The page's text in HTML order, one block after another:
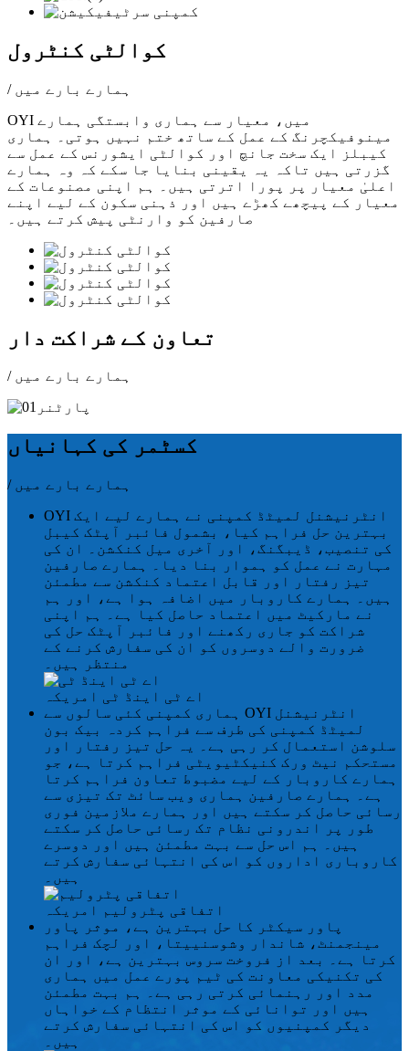
کوالٹی کنٹرول
/ ہمارے بارے میں
OYI میں، معیار سے ہماری وابستگی ہمارے
مینوفیکچرنگ کے عمل کے ساتھ ختم نہیں ہوتی۔ ہماری
کیبلز ایک سخت جانچ اور کوالٹی ایشورنس کے عمل سے
گزرتی ہیں تاکہ یہ یقینی بنایا جا سکے کہ وہ ہمارے
اعلیٰ معیار پر پورا اترتی ہیں۔ ہم اپنی مصنوعات کے
معیار کے پیچھے کھڑے ہیں اور ذہنی سکون کے لیے اپنے
صارفین کو وارنٹی پیش کرتے ہیں۔
تعاون کے شراکت دار
/ ہمارے بارے میں
کسٹمر کی کہانیاں
/ ہمارے بارے میں
OYI انٹرنیشنل لمیٹڈ کمپنی نے ہمارے لیے ایک
بہترین حل فراہم کیا، بشمول فائبر آپٹک کیبل
کی تنصیب، ڈیبگنگ، اور آخری میل کنکشن۔ ان کی
مہارت نے عمل کو ہموار بنا دیا۔ ہمارے صارفین
تیز رفتار اور قابل اعتماد کنکشن سے مطمئن
ہیں۔ ہمارے کاروبار میں اضافہ ہوا ہے، اور ہم
نے مارکیٹ میں اعتماد حاصل کیا ہے۔ ہم اپنی
شراکت کو جاری رکھنے اور فائبر آپٹک حل کی
ضرورت والے دوسروں کو ان کی سفارش کرنے کے
منتظر ہیں۔
اے ٹی اینڈ ٹی امریکہ
ہماری کمپنی کئی سالوں سے OYI انٹرنیشنل
لمیٹڈ کمپنی کی طرف سے فراہم کردہ بیک بون
سلوشن استعمال کر رہی ہے۔ یہ حل تیز رفتار اور
مستحکم نیٹ ورک کنیکٹیویٹی فراہم کرتا ہے، جو
ہمارے کاروبار کے لیے مضبوط تعاون فراہم کرتا
ہے۔ ہمارے صارفین ہماری ویب سائٹ تک تیزی سے
رسائی حاصل کر سکتے ہیں اور ہمارے ملازمین فوری
طور پر اندرونی نظام تک رسائی حاصل کر سکتے
ہیں۔ ہم اس حل سے بہت مطمئن ہیں اور دوسرے
کاروباری اداروں کو اس کی انتہائی سفارش کرتے
ہیں۔
اتفاقی پٹرولیم
امریکہ
پاور سیکٹر کا حل بہترین ہے، موثر پاور
مینجمنٹ، شاندار وشوسنییتا، اور لچک فراہم
کرتا ہے۔ بعد از فروخت سروس بہترین ہے، اور ان
کی تکنیکی معاونت کی ٹیم پورے عمل میں ہماری
مدد اور رہنمائی کرتی رہی ہے۔ ہم بہت مطمئن
ہیں اور توانائی کے موثر انتظام کے خواہاں
دیگر کمپنیوں کو اس کی انتہائی سفارش کرتے
ہیں۔